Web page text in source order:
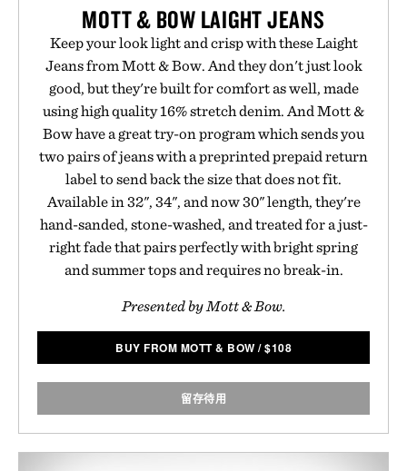
MOTT & BOW LAIGHT JEANS
Keep your look light and crisp with these Laight
Jeans from Mott & Bow. And they don't just look
good, but they're built for comfort as well, made
using high quality 16% stretch denim. And Mott &
Bow have a great try-on program which sends you
two pairs of jeans with a preprinted prepaid return
label to send back the size that does not fit.
Available in 32", 34", and now 30" length, they're
hand-sanded, stone-washed, and treated for a just-
right fade that pairs perfectly with bright spring
and summer tops and requires no break-in.
Presented by Mott & Bow.
BUY FROM MOTT & BOW /$108
留存待用